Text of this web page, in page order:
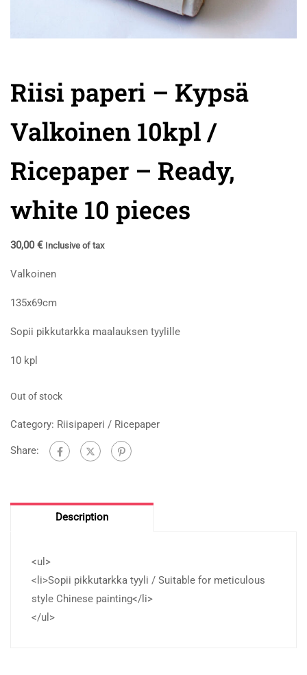
Riisi paperi – Kypsä
Valkoinen 10kpl /
Ricepaper – Ready,
white 10 pieces
30,00€ Inclusive of tax
Valkoinen
135x69cm
Sopii pikkutarkka maalauksen tyylille
10 kpl
Out of stock
Category: Riisipaperi / Ricepaper
Share:
Description
<ul>
<li>Sopii pikkutarkka tyyli / Suitable for meticulous
style Chinese painting</li>
</ul>